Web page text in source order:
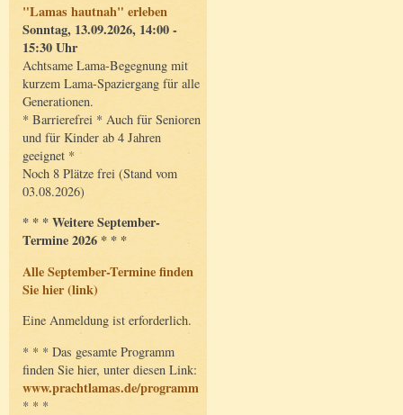
"Lamas hautnah" erleben
Sonntag, 13.09.2026, 14:00 -
15:30 Uhr
Achtsame Lama-Begegnung mit
kurzem Lama-Spaziergang für alle
Generationen.
* Barrierefrei * Auch für Senioren
und für Kinder ab 4 Jahren
geeignet *
Noch 8 Plätze frei (Stand vom
03.08.2026)
* * * Weitere September-
Termine 2026 * * *
Alle September-Termine finden
Sie hier (link)
Eine Anmeldung ist erforderlich.
* * * Das gesamte Programm
finden Sie hier, unter diesen Link:
www.prachtlamas.de/programm
* * *